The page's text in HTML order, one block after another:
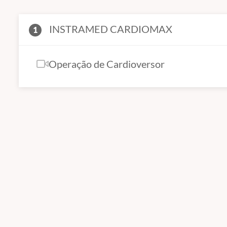
1 INSTRAMED CARDIOMAX
Operação de Cardioversor